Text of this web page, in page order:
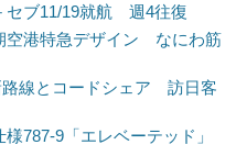
セブ11/19就航 週4往復
空港特急デザイン なにわ筋
線とコードシェア 訪日客
787-9「エレベーテッド」